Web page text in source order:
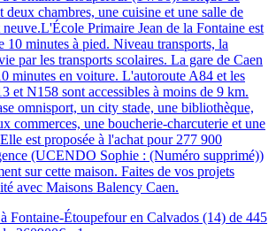
chambres, une cuisine et une salle de
Primaire Jean de la Fontaine est
10 minutes à pied. Niveau transports, la
par les transports scolaires. La gare de Caen
minutes en voiture. L'autoroute A84 et les
et N158 sont accessibles à moins de 9 km.
omnisport, un city stade, une bibliothèque,
commerces, une boucherie-charcuterie et une
est proposée à l'achat pour 277 900
(UCENDO Sophie : (Numéro supprimé))
sur cette maison. Faites de vos projets
avec Maisons Balency Caen.